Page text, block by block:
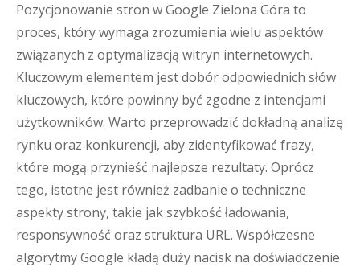
Pozycjonowanie stron w Google Zielona Góra to
proces, który wymaga zrozumienia wielu aspektów
związanych z optymalizacją witryn internetowych.
Kluczowym elementem jest dobór odpowiednich słów
kluczowych, które powinny być zgodne z intencjami
użytkowników. Warto przeprowadzić dokładną analizę
rynku oraz konkurencji, aby zidentyfikować frazy,
które mogą przynieść najlepsze rezultaty. Oprócz
tego, istotne jest również zadbanie o techniczne
aspekty strony, takie jak szybkość ładowania,
responsywność oraz struktura URL. Współczesne
algorytmy Google kładą duży nacisk na doświadczenie